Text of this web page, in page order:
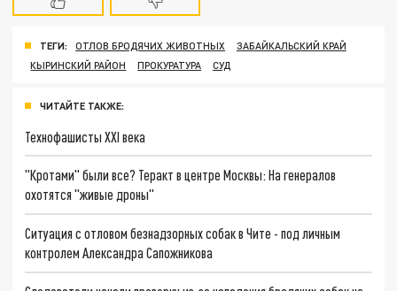
ТЕГИ: ОТЛОВ БРОДЯЧИХ ЖИВОТНЫХ
ЗАБАЙКАЛЬСКИЙ КРАЙ
КЫРИНСКИЙ РАЙОН
ПРОКУРАТУРА СУД
ЧИТАЙТЕ ТАКЖЕ:
Технофашисты XXI века
"Кротами" были все? Теракт в центре Москвы: На генералов
охотятся "живые дроны"
Ситуация с отловом безнадзорных собак в Чите - под личным
контролем Александра Сапожникова